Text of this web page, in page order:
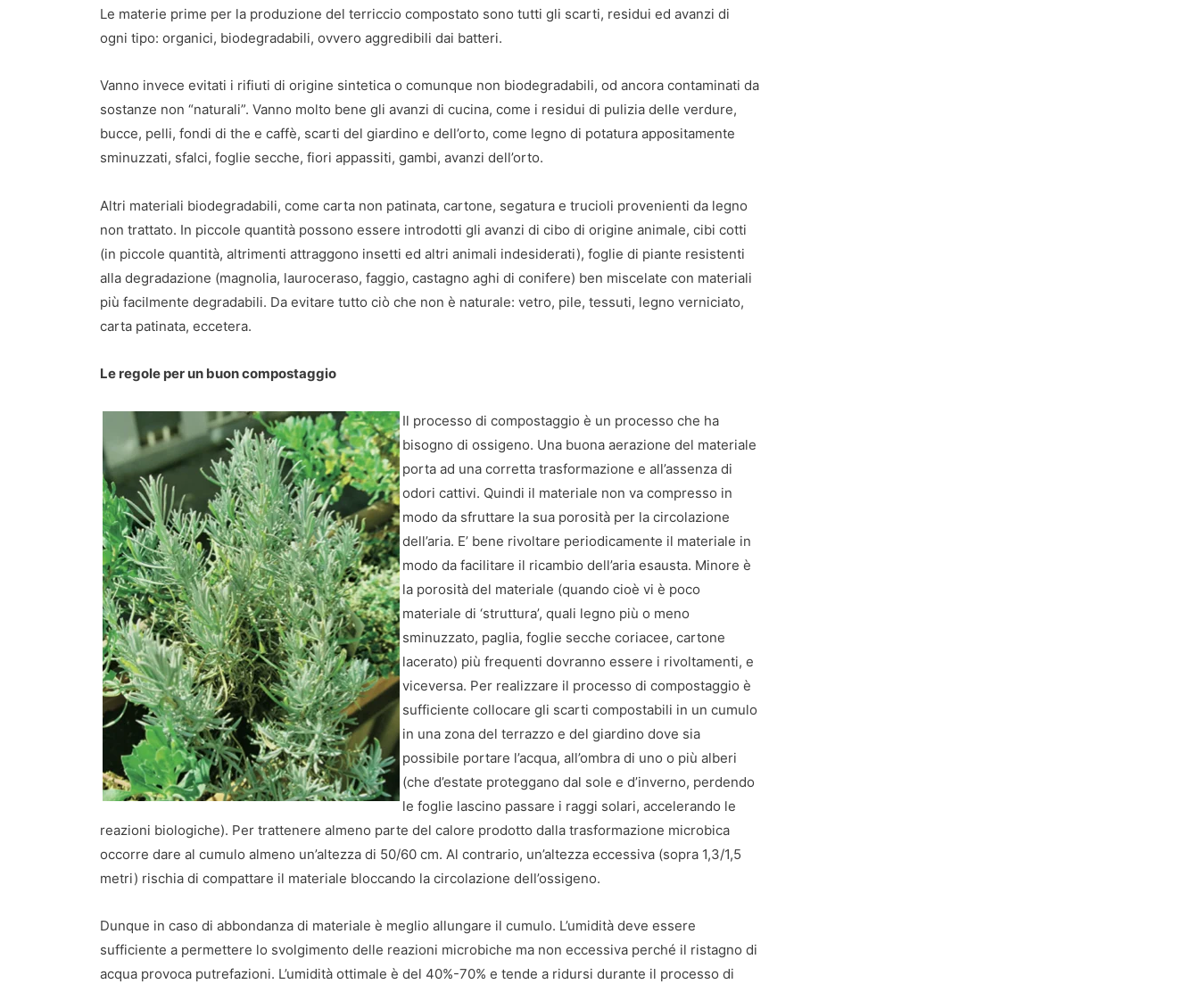
Le materie prime per la produzione del terriccio compostato sono tutti gli scarti, residui ed avanzi di
ogni tipo: organici, biodegradabili, ovvero aggredibili dai batteri.
Vanno invece evitati i rifiuti di origine sintetica o comunque non biodegradabili, od ancora contaminati da
sostanze non “naturali”. Vanno molto bene gli avanzi di cucina, come i residui di pulizia delle verdure,
bucce, pelli, fondi di the e caffè, scarti del giardino e dell’orto, come legno di potatura appositamente
sminuzzati, sfalci, foglie secche, fiori appassiti, gambi, avanzi dell’orto.
Altri materiali biodegradabili, come carta non patinata, cartone, segatura e trucioli provenienti da legno
non trattato. In piccole quantità possono essere introdotti gli avanzi di cibo di origine animale, cibi cotti
(in piccole quantità, altrimenti attraggono insetti ed altri animali indesiderati), foglie di piante resistenti
alla degradazione (magnolia, lauroceraso, faggio, castagno aghi di conifere) ben miscelate con materiali
più facilmente degradabili. Da evitare tutto ciò che non è naturale: vetro, pile, tessuti, legno verniciato,
carta patinata, eccetera.
Le regole per un buon compostaggio
Il processo di compostaggio è un processo che ha
bisogno di ossigeno. Una buona aerazione del materiale
porta ad una corretta trasformazione e all’assenza di
odori cattivi. Quindi il materiale non va compresso in
modo da sfruttare la sua porosità per la circolazione
dell’aria. E’ bene rivoltare periodicamente il materiale in
modo da facilitare il ricambio dell’aria esausta. Minore è
la porosità del materiale (quando cioè vi è poco
materiale di ‘struttura’, quali legno più o meno
sminuzzato, paglia, foglie secche coriacee, cartone
lacerato) più frequenti dovranno essere i rivoltamenti, e
viceversa. Per realizzare il processo di compostaggio è
sufficiente collocare gli scarti compostabili in un cumulo
in una zona del terrazzo e del giardino dove sia
possibile portare l’acqua, all’ombra di uno o più alberi
(che d’estate proteggano dal sole e d’inverno, perdendo
le foglie lascino passare i raggi solari, accelerando le
reazioni biologiche). Per trattenere almeno parte del calore prodotto dalla trasformazione microbica
occorre dare al cumulo almeno un’altezza di 50/60 cm. Al contrario, un’altezza eccessiva (sopra 1,3/1,5
metri) rischia di compattare il materiale bloccando la circolazione dell’ossigeno.
Dunque in caso di abbondanza di materiale è meglio allungare il cumulo. L’umidità deve essere
sufficiente a permettere lo svolgimento delle reazioni microbiche ma non eccessiva perché il ristagno di
acqua provoca putrefazioni. L’umidità ottimale è del 40%-70% e tende a ridursi durante il processo di